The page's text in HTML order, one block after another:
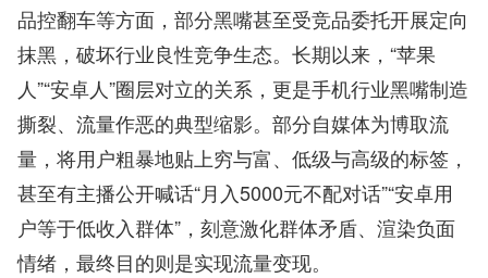
品控翻车等方面，部分黑嘴甚至受竞品委托开展定向
抹黑，破坏行业良性竞争生态。长期以来，“苹果
人”“安卓人”圈层对立的关系，更是手机行业黑嘴制造
撕裂、流量作恶的典型缩影。部分自媒体为博取流
量，将用户粗暴地贴上穷与富、低级与高级的标签，
甚至有主播公开喊话“月入5000元不配对话”“安卓用
户等于低收入群体”，刻意激化群体矛盾、渲染负面
情绪，最终目的则是实现流量变现。